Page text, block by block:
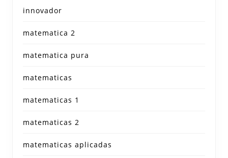
innovador
matematica 2
matematica pura
matematicas
matematicas 1
matematicas 2
matematicas aplicadas